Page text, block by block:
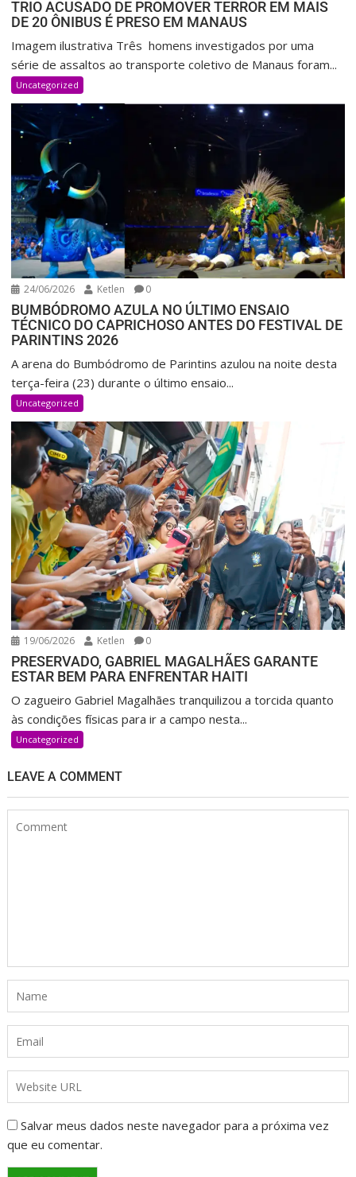
TRIO ACUSADO DE PROMOVER TERROR EM MAIS
DE 20 ÔNIBUS É PRESO EM MANAUS
Imagem ilustrativa Três homens investigados por uma
série de assaltos ao transporte coletivo de Manaus foram...
Uncategorized
24/06/2026 Ketlen 0
BUMBÓDROMO AZULA NO ÚLTIMO ENSAIO
TÉCNICO DO CAPRICHOSO ANTES DO FESTIVAL DE
PARINTINS 2026
A arena do Bumbódromo de Parintins azulou na noite desta
terça-feira (23) durante o último ensaio...
Uncategorized
19/06/2026 Ketlen 0
PRESERVADO, GABRIEL MAGALHÃES GARANTE
ESTAR BEM PARA ENFRENTAR HAITI
O zagueiro Gabriel Magalhães tranquilizou a torcida quanto
às condições físicas para ir a campo nesta...
Uncategorized
LEAVE A COMMENT
Salvar meus dados neste navegador para a próxima vez
que eu comentar.